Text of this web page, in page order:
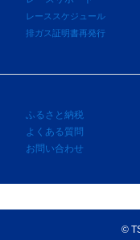
レーススケジュール
排ガス証明書再発行
ふるさと納税
よくある質問
お問い合わせ
©